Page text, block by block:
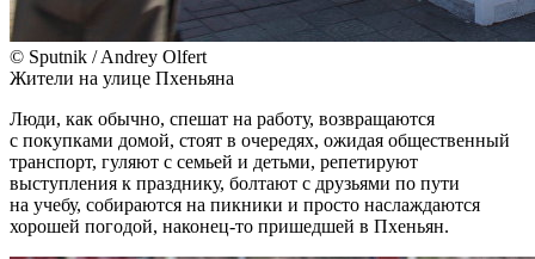
© Sputnik / Andrey Olfert
Жители на улице Пхеньяна
Люди, как обычно, спешат на работу, возвращаются
с покупками домой, стоят в очередях, ожидая общественный
транспорт, гуляют с семьей и детьми, репетируют
выступления к празднику, болтают с друзьями по пути
на учебу, собираются на пикники и просто наслаждаются
хорошей погодой, наконец-то пришедшей в Пхеньян.